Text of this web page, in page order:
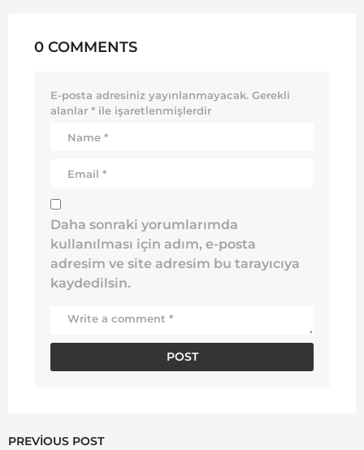
0 COMMENTS
E-posta adresiniz yayınlanmayacak. Gerekli
alanlar * ile işaretlenmişlerdir
Daha sonraki yorumlarımda
kullanılması için adım, e-posta
adresim ve site adresim bu tarayıcıya
kaydedilsin.
PREVIOUS POST